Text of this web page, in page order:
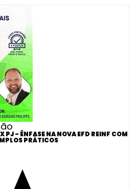
PJ - ÊNFASE NA NOVA EFD REINF COM
PRÁTICOS